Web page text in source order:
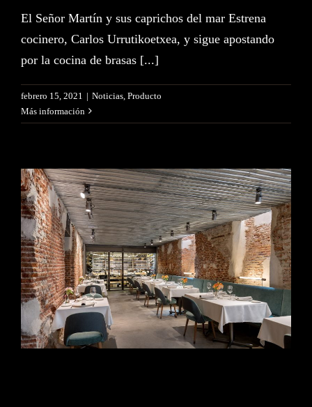
El Señor Martín y sus caprichos del mar Estrena
cocinero, Carlos Urrutikoetxea, y sigue apostando
por la cocina de brasas [...]
febrero 15, 2021 | Noticias Producto
Más información
El Señor Martín, un
restaurante especializado en
productos del mar